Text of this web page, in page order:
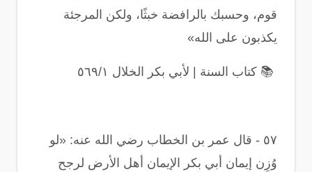
قوم، وحسبك بالرافضة خبثًا، ولكن المرجئة
يكذبون على الله»
📚 كتاب السنة | لأبي بكر الخلال ٥٦٩/١
٥٧ - قال عمر بن الخطاب رضي الله عنه: «لو
وُزِن إيمان أبي بكر الإيمان أهل الأرض لرجح